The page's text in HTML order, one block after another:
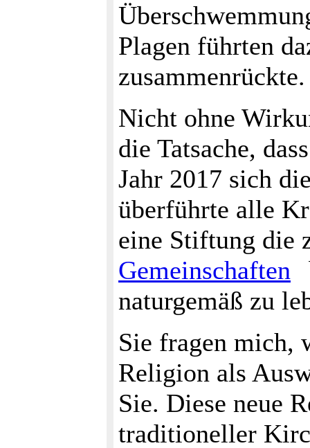
Plagen führten
zusammenrückte.
Nicht ohne
die Tatsache,
Jahr 2017 sich
überführte alle
eine Stiftung die
Gemeinschaften
naturgemäß zu
Sie fragen mich,
Religion als
Sie. Diese neue
traditioneller